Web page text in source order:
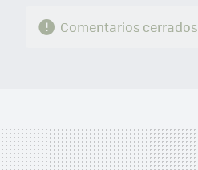
Comentarios cerrados